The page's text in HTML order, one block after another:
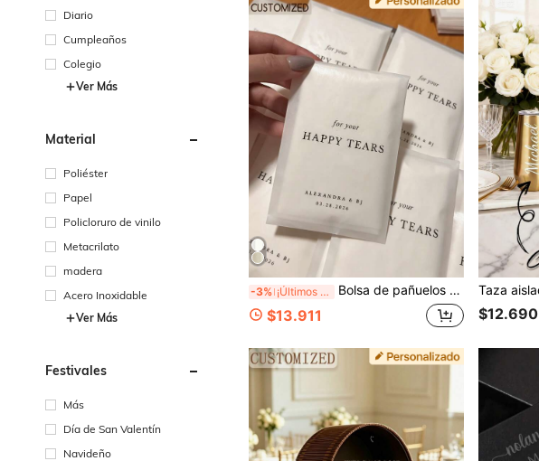
Diario
Cumpleaños
Colegio
Ver Más
Material
Poliéster
Papel
Policloruro de vinilo
Metacrilato
madera
Acero Inoxidable
Ver Más
Festivales
Más
Día de San Valentín
Navideño
-3% ¡Últimos 3 días Bolsa de pañuelos para boda con texto personalizado "Happy Tears", bolsa mini blanca autosellante para ceremonia de boda, regalo único para invitados
$13.911 $12.690